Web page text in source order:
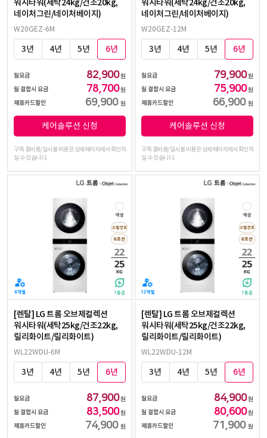
워시타워(세탁24kg/건조20kg,
네이처그린/네이처베이지)
W20GEZ-6M
3년 4년 5년 6년
월요금 82,900원
월 결합시 요금
78,700원
제휴카드할인
69,900 원
케어솔루션 신청
구독 총비용/일시불 비용은 상세페이지에서 확인하
실 수 있습니다.
워시타워(세탁24kg/건조20kg,
네이처그린/네이처베이지)
W20GEZ-12M
3년 4년 5년 6년
월요금 79,900원
월 결합시 요금
75,900원
제휴카드할인
66,900 원
케어솔루션 신청
구독 총비용/일시불 비용은 상세페이지에서 확인하
실 수 있습니다.
[렌탈] LG 트롬 오브제컬렉션
워시타워(세탁25kg/건조22kg,
릴리화이트/릴리화이트)
WL22WDU-6M
3년 4년 5년 6년
월요금 87,900원
월 결합시 요금
83,500원
제휴카드할인
74,900 원
[렌탈] LG 트롬 오브제컬렉션
워시타워(세탁25kg/건조22kg,
릴리화이트/릴리화이트)
WL22WDU-12M
3년 4년 5년 6년
월요금 84,900원
월 결합시 요금
80,600원
제휴카드할인
71,900 원